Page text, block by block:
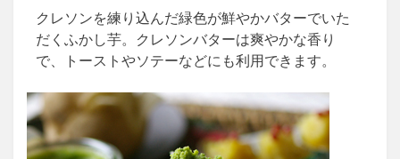
クレソンを練り込んだ緑色が鮮やかバターでいた
だくふかし芋。クレソンバターは爽やかな香り
で、トーストやソテーなどにも利用できます。